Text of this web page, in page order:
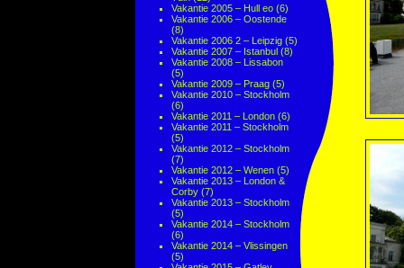
Vakantie 2005 – Hull eo (6)
Vakantie 2006 – Oostende
(8)
Vakantie 2006 2 – Leipzig (5)
Vakantie 2007 – Istanbul (8)
Vakantie 2008 – Lissabon
(5)
Vakantie 2009 – Praag (5)
Vakantie 2010 – Stockholm
(6)
Vakantie 2011 – London (6)
Vakantie 2011 – Stockholm
(5)
Vakantie 2012 – Stockholm
(7)
Vakantie 2012 – Wenen (5)
Vakantie 2013 – London &
Corby (7)
Vakantie 2013 – Stockholm
(5)
Vakantie 2014 – Stockholm
(6)
Vakantie 2014 – Vlissingen
(5)